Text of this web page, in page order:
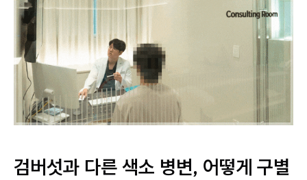
검버섯과 다른 색소 병변, 어떻게 구별